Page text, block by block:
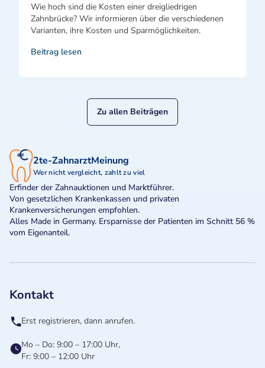
Wie hoch sind die Kosten einer dreigliedrigen
Zahnbrücke? Wir informieren über die verschiedenen
Varianten, ihre Kosten und Sparmöglichkeiten.
Beitrag lesen
Zu allen Beiträgen
2te-ZahnarztMeinung
Wer nicht vergleicht, zahlt zu viel
Erfinder der Zahnauktionen und Marktführer.
Von gesetzlichen Krankenkassen und privaten
Krankenversicherungen empfohlen.
Alles Made in Germany. Ersparnisse der Patienten im Schnitt 56 %
vom Eigenanteil.
Kontakt
Erst registrieren, dann anrufen.
Mo – Do: 9:00 – 17:00 Uhr,
Fr: 9:00 – 12:00 Uhr